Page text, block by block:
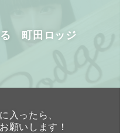
る 町田ロッジ
入ったら、
願いします！